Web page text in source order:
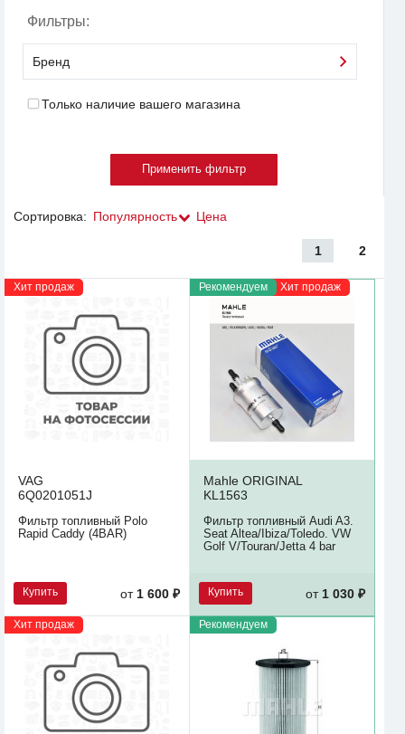
Фильтры:
Бренд
Только наличие вашего магазина
Сортировка: Популярность Цена
1 2
Хит продаж
VAG
6Q0201051J
Фильтр топливный Polo
Rapid Caddy (4BAR)
Купить от1 600 ₽
Рекомендуем Хит продаж
Mahle ORIGINAL
KL1563
Фильтр топливный Audi A3.
Seat Altea/Ibiza/Toledo. VW
Golf V/Touran/Jetta 4 bar
Купить от1 030 ₽
Хит продаж Рекомендуем